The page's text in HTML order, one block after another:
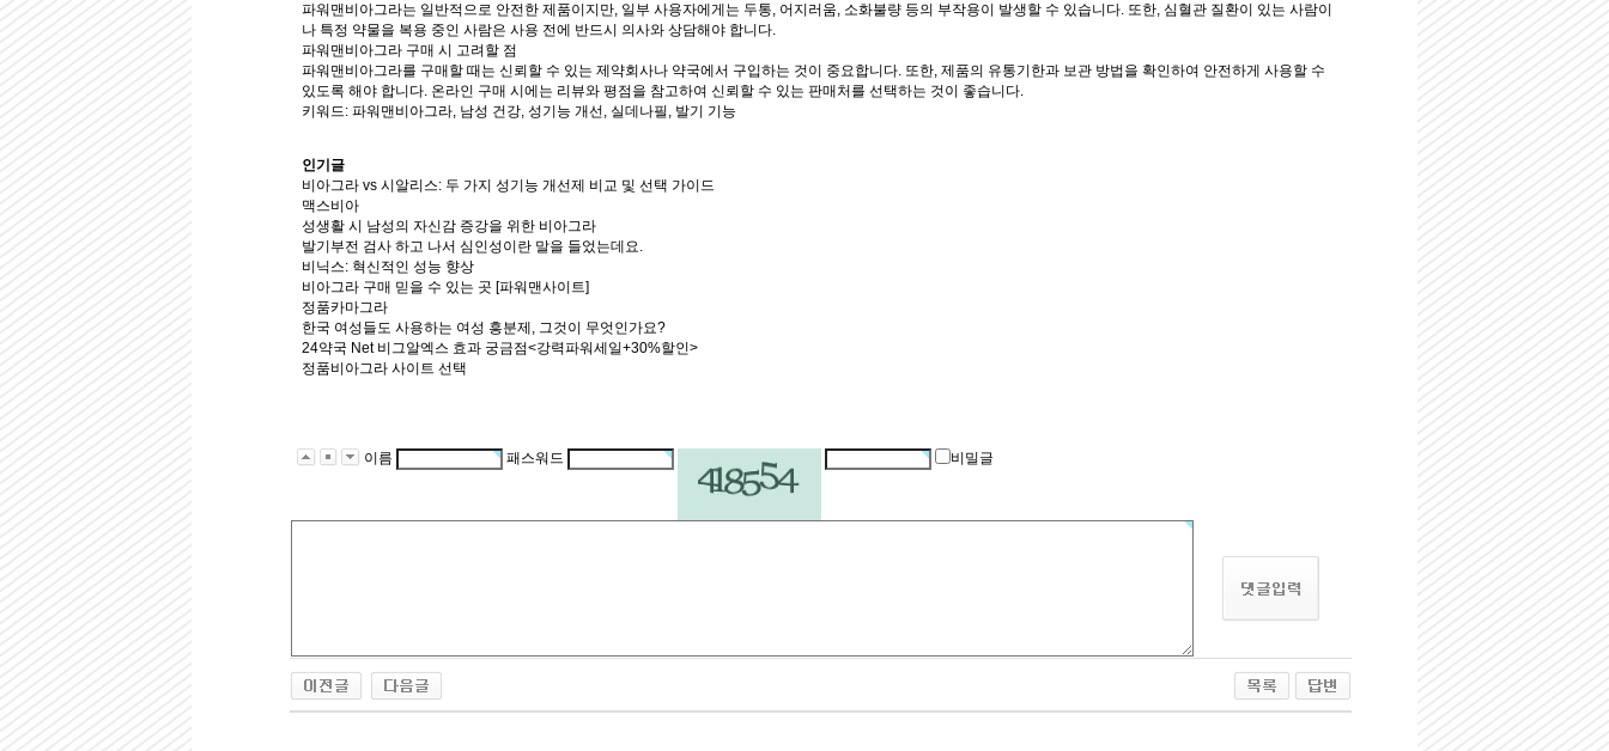
파워맨비아그라는 일반적으로 안전한 제품이지만, 일부 사용자에게는 두통, 어지러움, 소화불량 등의 부작용이 발생할 수 있습니다. 또한, 심혈관 질환이 있는 사람이
나 특정 약물을 복용 중인 사람은 사용 전에 반드시 의사와 상담해야 합니다.
파워맨비아그라 구매 시 고려할 점
파워맨비아그라를 구매할 때는 신뢰할 수 있는 제약회사나 약국에서 구입하는 것이 중요합니다. 또한, 제품의 유통기한과 보관 방법을 확인하여 안전하게 사용할 수
있도록 해야 합니다. 온라인 구매 시에는 리뷰와 평점을 참고하여 신뢰할 수 있는 판매처를 선택하는 것이 좋습니다.
키워드: 파워맨비아그라, 남성 건강, 성기능 개선, 실데나필, 발기 기능
인기글
비아그라 vs 시알리스: 두 가지 성기능 개선제 비교 및 선택 가이드
맥스비아
성생활 시 남성의 자신감 증강을 위한 비아그라
발기부전 검사 하고 나서 심인성이란 말을 들었는데요.
비닉스: 혁신적인 성능 향상
비아그라 구매 믿을 수 있는 곳 [파워맨사이트]
정품카마그라
한국 여성들도 사용하는 여성 흥분제, 그것이 무엇인가요?
24약국 Net 비그알엑스 효과 궁금점<강력파워세일+30%할인>
정품비아그라 사이트 선택
이름 패스워드 비밀글